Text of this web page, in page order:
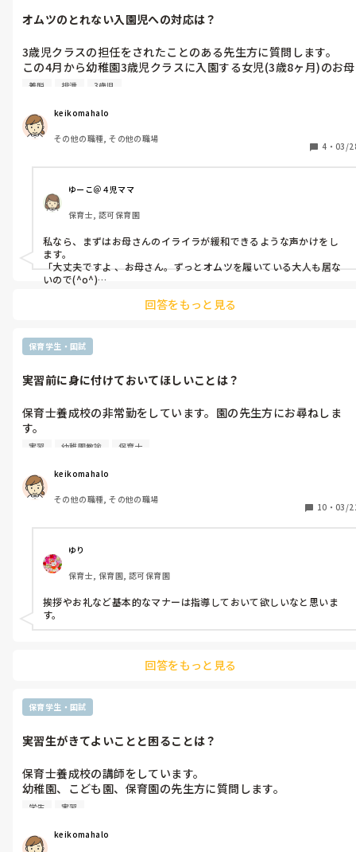
オムツのとれない入園児への対応は？
3歳児クラスの担任をされたことのある先生方に質問します。
この4月から幼稚園3歳児クラスに入園する女児(3歳8ヶ月)のお母
さんから聞かれました。
迷惑がかかると思い、練習しては、大バトルになるそうです。
先生だったらどのようにご助言されますか？
着脱 排泄 3歳児
keikomahalo
その他の職種, その他の職場
4 ・ 03/
ゆーこ＠４児ママ
保育士, 認可保育園
私なら、まずはお母さんのイライラが緩和できるような声かけをし
ます。
「大丈夫ですよ 、お母さん。ずっとオムツを履いている大人も居な
いので(^o^)
しっこしようと思うかもしれません。
と、お伝えしながら、どういう風に大バトルになるのか具体的な関
わり方を聞いていきます。
す。
回答をもっと見る
保育学生・国試
実習前に身に付けておいてほしいことは？
保育士養成校の非常勤をしています。園の先生方にお尋ねしま
す。
あったら教えてください。
実習 幼稚園教諭 保育士
keikomahalo
その他の職種, その他の職場
10 ・ 03/
ゆり
保育士, 保育園, 認可保育園
挨拶やお礼など基本的なマナーは指導しておいて欲しいなと思いま
す。
回答をもっと見る
保育学生・国試
実習生がきてよいことと困ることは？
保育士養成校の講師をしています。
幼稚園、こども園、保育園の先生方に質問します。
実習生が園に来て、よかったことと困ったことを教えてくださ
学生 実習
keikomahalo